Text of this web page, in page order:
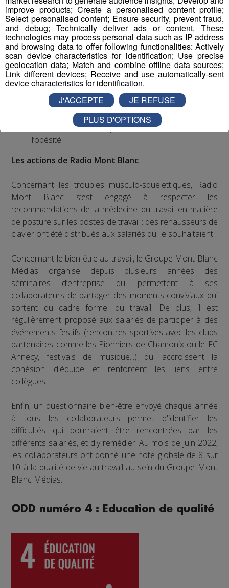
Mettre en place une politique ambitieuse de santé,
sécurité et bien-être au travail visant notamment à
réduire les accidents du travail et les situations à
risques ainsi que les troubles musculo-
squelettiques et les risques psycho-sociaux
Sensibiliser ses employés aux risques liés à la
sédentarité lors d’une journée de travail
Soutenir les campagnes préventives de santé
publique sur les maladies graves, telles que le
VIH/SIDA, le cancer, les maladies
cardiovasculaires, le paludisme, la tuberculose ou
l’obésité
Les actions de Radio Mont Blanc
Concernant les troubles musculo-squelettiques, Radio
Mont Blanc s’est engagé à respecter les
recommandations de la médecine du travail en matière
de posture sur les postes de travail : des rehausseurs de
clavier ont été distribués aux salariés qui le souhaitaient.
Concernant le bien-être au travail, le Groupe Mont Blanc
Médias organise depuis plusieurs années des
séminaires d’entreprise qui permettent à ses
collaborateurs de partager des moments conviviaux qui
sortent du cadre formel du travail. De plus, il est
régulièrement proposé aux salariés de participer à des
événements festifs (rencontres sportives avec les clubs
partenaires comme les Pionniers de Chamonix ou le FC
Annecy, festivals de musique...) qui accroissent la
cohésion d'équipe et renforcent les liens entre
collègues.
Enfin, un questionnaire bien-être envoyé chaque année
à tous les collaborateurs permet d'identifier les
difficultés qui pourraient être rencontrées par les
différents salariés, et d'y remédier. Au mois de juin 2022,
les collaborateurs ont donné une note globale de 8 sur
10 à la qualité de vie au travail au sein du Groupe Mont
Blanc Médias.
ODD numéro 4 : Education de qualité
improve products; Create a personalised content profile;
Select personalised content; Ensure security, prevent fraud,
and debug; Technically deliver ads or content. These
technologies may process personal data such as IP address
and browsing data to offer following functionalities: Actively
scan device characteristics for identification; Use precise
geolocation data; Match and combine offline data sources;
Link different devices; Receive and use automatically-sent
device characteristics for identification.
J'ACCEPTE
JE REFUSE
PLUS D'OPTIONS